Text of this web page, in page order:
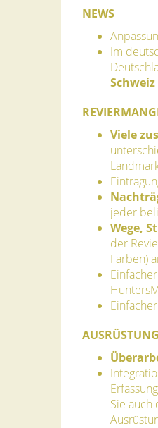
NEWS
Im
Schweiz
Viele
jeder
Wege,
der
Farben)
Einfacher
Einfacher
Sie auch